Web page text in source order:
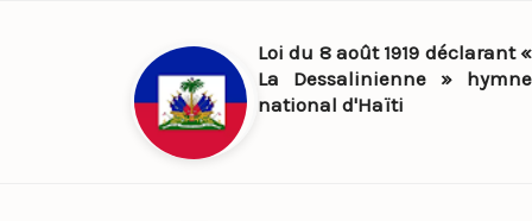
Loi du 8 août 1919 déclarant «
La Dessalinienne » hymne
national d'Haïti